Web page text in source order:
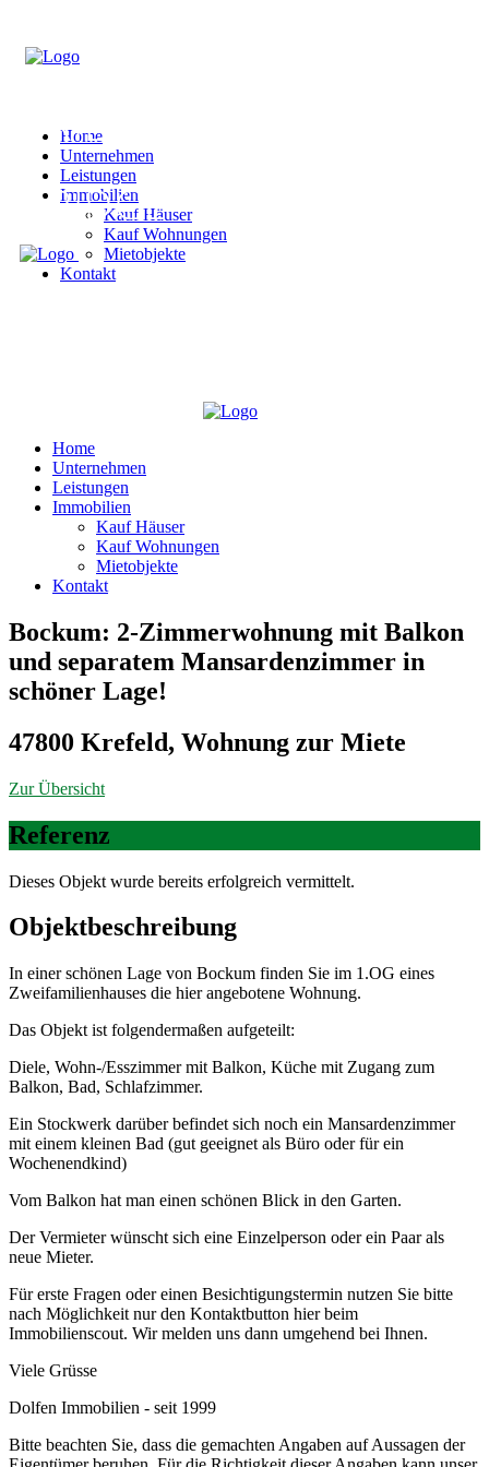
Home
Unternehmen
Leistungen
Immobilien
Kauf Häuser
Kauf Wohnungen
Mietobjekte
Kontakt
Home
Unternehmen
Leistungen
Immobilien
Kauf Häuser
Kauf Wohnungen
Mietobjekte
Kontakt
Bockum: 2-Zimmerwohnung mit Balkon
und separatem Mansardenzimmer in
schöner Lage!
47800 Krefeld, Wohnung zur Miete
Zur Übersicht
Referenz
Dieses Objekt wurde bereits erfolgreich vermittelt.
Objekt­beschreibung
In einer schönen Lage von Bockum finden Sie im 1.OG eines
Zweifamilienhauses die hier angebotene Wohnung.
Das Objekt ist folgendermaßen aufgeteilt:
Diele, Wohn-/Esszimmer mit Balkon, Küche mit Zugang zum
Balkon, Bad, Schlafzimmer.
Ein Stockwerk darüber befindet sich noch ein Mansardenzimmer
mit einem kleinen Bad (gut geeignet als Büro oder für ein
Wochenendkind)
Vom Balkon hat man einen schönen Blick in den Garten.
Der Vermieter wünscht sich eine Einzelperson oder ein Paar als
neue Mieter.
Für erste Fragen oder einen Besichtigungstermin nutzen Sie bitte
nach Möglichkeit nur den Kontaktbutton hier beim
Immobilienscout. Wir melden uns dann umgehend bei Ihnen.
Viele Grüsse
Dolfen Immobilien - seit 1999
Bitte beachten Sie, dass die gemachten Angaben auf Aussagen der